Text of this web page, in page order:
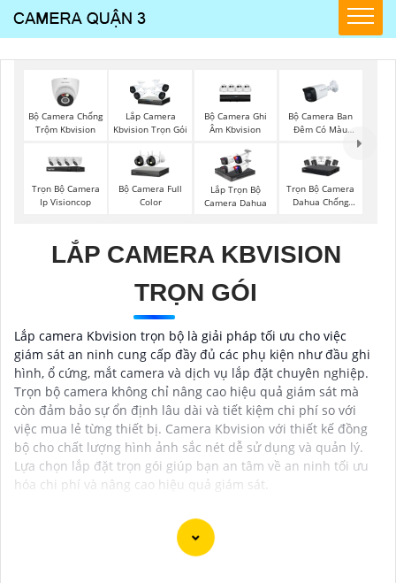
Bộ Camera Chống
Trộm Kbvision
Lắp Camera
Kbvision Trọn Gói
Bộ Camera Ghi
Âm Kbvision
Bộ Camera Ban
Đêm Có Màu
Trọn Bộ Camera
Ip Visioncop
Bộ Camera Full
Color
Lắp Trọn Bộ
Camera Dahua
Trọn Bộ Camera
Dahua Chống
LẮP CAMERA KBVISION
TRỌN GÓI
Lắp camera Kbvision trọn bộ là giải pháp tối ưu cho việc
giám sát an ninh cung cấp đầy đủ các phụ kiện như đầu ghi
hình, ổ cứng, mắt camera và dịch vụ lắp đặt chuyên nghiệp.
Trọn bộ camera không chỉ nâng cao hiệu quả giám sát mà
còn đảm bảo sự ổn định lâu dài và tiết kiệm chi phí so với
việc mua lẻ từng thiết bị. Camera Kbvision với thiết kế đồng
bộ cho chất lượng hình ảnh sắc nét dễ sử dụng và quản lý.
Lựa chọn lắp đặt trọn gói giúp bạn an tâm về an ninh tối ưu
hóa chi phí và nâng cao hiệu quả giám sát.